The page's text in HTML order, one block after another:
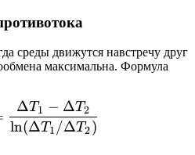
среды движутся навстречу друг
максимальна. Формула
LMTD = \frac{\Delta
ln(ΔT1 /ΔT2)
ΔT1 − ΔT2